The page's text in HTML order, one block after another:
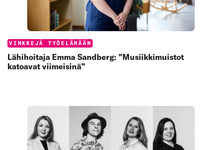
Categories:
VINKKEJÄ TYÖELÄMÄÄN
Lähihoitaja Emma Sandberg: ”Musiikkimuistot
katoavat viimeisinä”